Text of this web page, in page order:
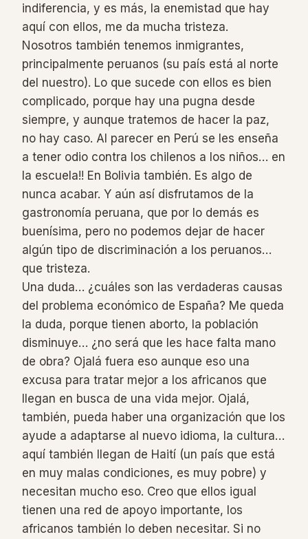
indiferencia, y es más, la enemistad que hay
aquí con ellos, me da mucha tristeza.
Nosotros también tenemos inmigrantes,
principalmente peruanos (su país está al norte
del nuestro). Lo que sucede con ellos es bien
complicado, porque hay una pugna desde
siempre, y aunque tratemos de hacer la paz,
no hay caso. Al parecer en Perú se les enseña
a tener odio contra los chilenos a los niños… en
la escuela!! En Bolivia también. Es algo de
nunca acabar. Y aún así disfrutamos de la
gastronomía peruana, que por lo demás es
buenísima, pero no podemos dejar de hacer
algún tipo de discriminación a los peruanos…
que tristeza.
Una duda… ¿cuáles son las verdaderas causas
del problema económico de España? Me queda
la duda, porque tienen aborto, la población
disminuye… ¿no será que les hace falta mano
de obra? Ojalá fuera eso aunque eso una
excusa para tratar mejor a los africanos que
llegan en busca de una vida mejor. Ojalá,
también, pueda haber una organización que los
ayude a adaptarse al nuevo idioma, la cultura…
aquí también llegan de Haití (un país que está
en muy malas condiciones, es muy pobre) y
necesitan mucho eso. Creo que ellos igual
tienen una red de apoyo importante, los
africanos también lo deben necesitar. Si no